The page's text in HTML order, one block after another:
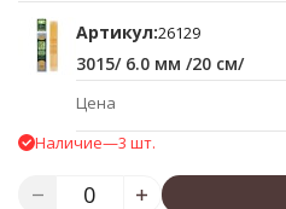
Артикул:26129
3015/ 6.0 мм /20 см/
Цена
Наличие—3 шт.